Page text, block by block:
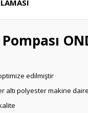
edilmiştir
altı polyester makine